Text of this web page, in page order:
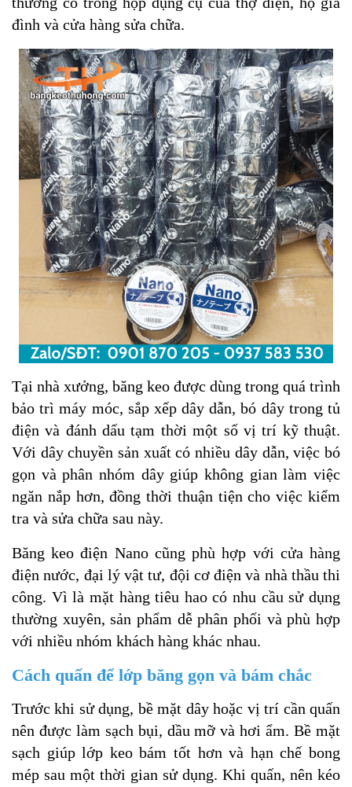
đình và cửa hàng sửa chữa.
Tại nhà xưởng, băng keo được dùng trong quá trình
bảo trì máy móc, sắp xếp dây dẫn, bó dây trong tủ
điện và đánh dấu tạm thời một số vị trí kỹ thuật.
Với dây chuyền sản xuất có nhiều dây dẫn, việc bó
gọn và phân nhóm dây giúp không gian làm việc
ngăn nắp hơn, đồng thời thuận tiện cho việc kiểm
tra và sửa chữa sau này.
Băng keo điện Nano cũng phù hợp với cửa hàng
điện nước, đại lý vật tư, đội cơ điện và nhà thầu thi
công. Vì là mặt hàng tiêu hao có nhu cầu sử dụng
thường xuyên, sản phẩm dễ phân phối và phù hợp
với nhiều nhóm khách hàng khác nhau.
Cách quấn để lớp băng gọn và bám chắc
Trước khi sử dụng, bề mặt dây hoặc vị trí cần quấn
nên được làm sạch bụi, dầu mỡ và hơi ẩm. Bề mặt
sạch giúp lớp keo bám tốt hơn và hạn chế bong
mép sau một thời gian sử dụng. Khi quấn, nên kéo